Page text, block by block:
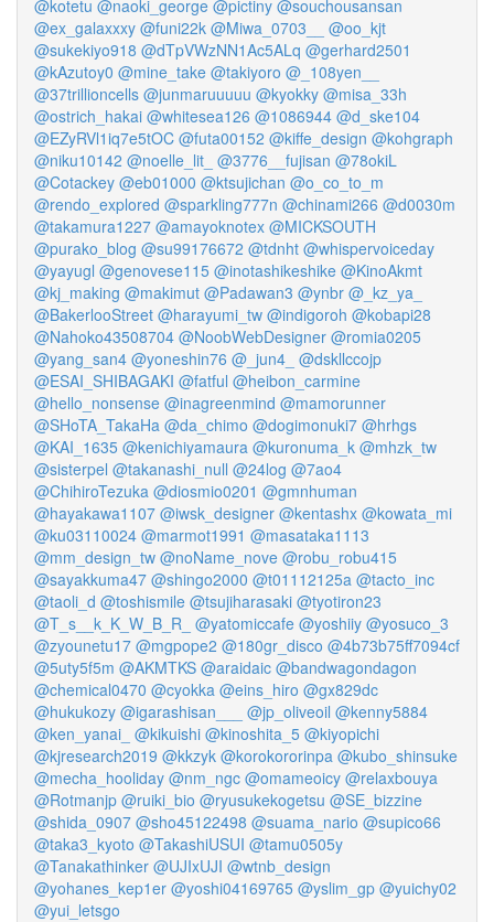
@kotetu @naoki_george @pictiny @souchousansan
@ex_galaxxxy @funi22k @Miwa_0703__
@oo_kjt
@sukekiyo918 @dTpVWzNN1Ac5ALq @gerhard2501
@kAzutoy0 @mine_take @takiyoro @_108yen__
@37trillioncells @junmaruuuuu @kyokky @misa_33h
@ostrich_hakai @whitesea126 @1086944 @d_ske104
@EZyRVl1iq7e5tOC @futa00152 @kiffe_design @kohgraph
@niku10142 @noelle_lit_ @3776__fujisan @78okiL
@Cotackey @eb01000 @ktsujichan @o_co_to_m
@rendo_explored @sparkling777n @chinami266 @d0030m
@takamura1227 @amayoknotex @MICKSOUTH
@purako_blog @su99176672 @tdnht @whispervoiceday
@yayugl @genovese115 @inotashikeshike @KinoAkmt
@kj_making @makimut @Padawan3 @ynbr @_kz_ya_
@BakerlooStreet @harayumi_tw @indigoroh @kobapi28
@Nahoko43508704 @NoobWebDesigner @romia0205
@yang_san4 @yoneshin76 @_jun4_ @dskllccojp
@ESAI_SHIBAGAKI @fatful @heibon_carmine
@hello_nonsense @inagreenmind @mamorunner
@SHoTA_TakaHa @da_chimo @dogimonuki7 @hrhgs
@KAI_1635 @kenichiyamaura @kuronuma_k @mhzk_tw
@sisterpel @takanashi_null @24log @7ao4
@ChihiroTezuka @diosmio0201 @gmnhuman
@hayakawa1107 @iwsk_designer @kentashx @kowata_mi
@ku03110024 @marmot1991 @masataka1113
@mm_design_tw @noName_nove @robu_robu415
@sayakkuma47 @shingo2000 @t01112125a @tacto_inc
@taoli_d @toshismile @tsujiharasaki @tyotiron23
@T_s__k_K_W_B_R_ @yatomiccafe @yoshiiy @yosuco_3
@zyounetu17 @mgpope2 @180gr_disco @4b73b75ff7094cf
@5uty5f5m @AKMTKS @araidaic @bandwagondagon
@chemical0470 @cyokka @eins_hiro @gx829dc
@hukukozy @igarashisan___ @jp_oliveoil @kenny5884
@ken_yanai_ @kikuishi @kinoshita_5 @kiyopichi
@kjresearch2019 @kkzyk @korokororinpa @kubo_shinsuke
@mecha_hooliday @nm_ngc @omameoicy @relaxbouya
@Rotmanjp @ruiki_bio @ryusukekogetsu @SE_bizzine
@shida_0907 @sho45122498 @suama_nario @supico66
@taka3_kyoto @TakashiUSUI @tamu0505y
@Tanakathinker @UJIxUJI @wtnb_design
@yohanes_kep1er @yoshi04169765 @yslim_gp @yuichy02
@yui_letsgo